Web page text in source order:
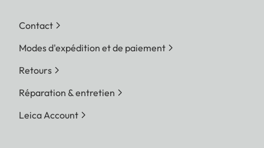
Contact
Modes d'expédition et de paiement
Retours
Réparation & entretien
Leica Account